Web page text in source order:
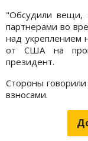
"Обсудили вещи,
партнерами во
над укреплением
от США на
президент.
Стороны
взносами.